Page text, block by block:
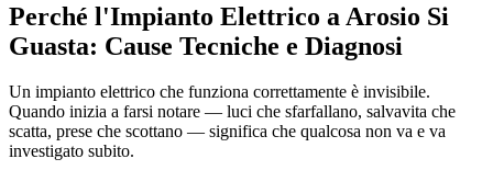
Perché l'Impianto Elettrico a Arosio Si
Guasta: Cause Tecniche e Diagnosi
Un impianto elettrico che funziona correttamente è invisibile.
Quando inizia a farsi notare — luci che sfarfallano, salvavita che
scatta, prese che scottano — significa che qualcosa non va e va
investigato subito.